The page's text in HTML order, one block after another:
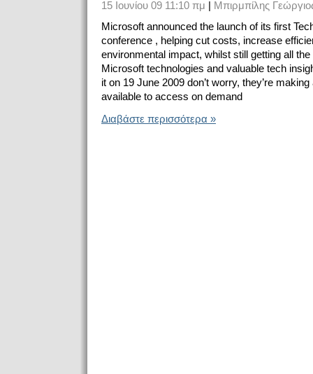
15 Ιουνίου 09 11:10 πμ
Μπιρμπίλης
Microsoft announced the launch of its first
conference , helping cut costs, increase
environmental impact, whilst still getting all
Microsoft technologies and valuable tech
it on 19 June 2009 don’t worry, they’re
available to access on demand
Διαβάστε περισσότερα »